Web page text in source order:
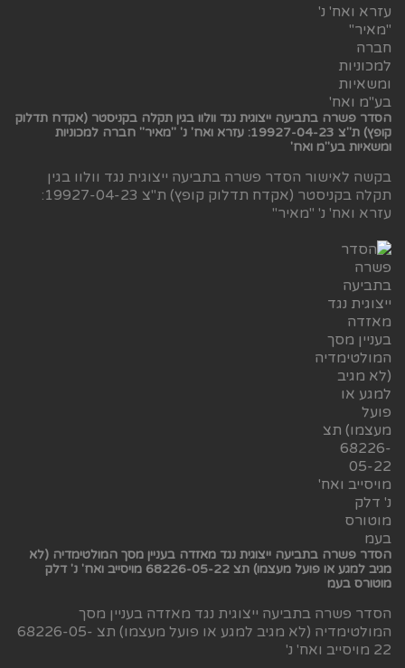
הסדר פשרה בתביעה ייצוגית נגד וולוו בגין תקלה בקניסטר (אקדח תדלוק
קופץ) ת"צ 19927-04-23: עזרא ואח' נ' "מאיר" חברה למכוניות
ומשאיות בע"מ ואח'
בקשה לאישור הסדר פשרה בתביעה ייצוגית נגד וולוו בגין
תקלה בקניסטר (אקדח תדלוק קופץ) ת"צ 19927-04-23:
עזרא ואח' נ' "מאיר"
הסדר פשרה בתביעה ייצוגית נגד מאזדה בעניין מסך המולטימדיה (לא
מגיב למגע או פועל מעצמו) תצ 68226-05-22 מויסייב ואח' נ' דלק
מוטורס בעמ
הסדר פשרה בתביעה ייצוגית נגד מאזדה בעניין מסך
המולטימדיה (לא מגיב למגע או פועל מעצמו) תצ 68226-05-
22 מויסייב ואח' נ'